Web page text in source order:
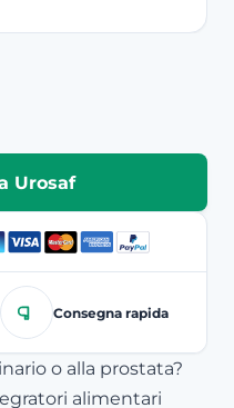
Urosaf
Consegna rapida
o alla prostata?
alimentari